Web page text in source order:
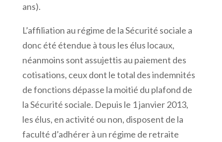
ans).
L’affiliation au régime de la Sécurité sociale a
donc été étendue à tous les élus locaux,
néanmoins sont assujettis au paiement des
cotisations, ceux dont le total des indemnités
de fonctions dépasse la moitié du plafond de
la Sécurité sociale. Depuis le 1 janvier 2013,
les élus, en activité ou non, disposent de la
faculté d’adhérer à un régime de retraite